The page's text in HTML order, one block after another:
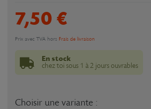
7,50 €
Prix avec TVA hors Frais de livraison
En stock
chez toi sous 1 à 2 jours ouvrables
Choisir une variante :